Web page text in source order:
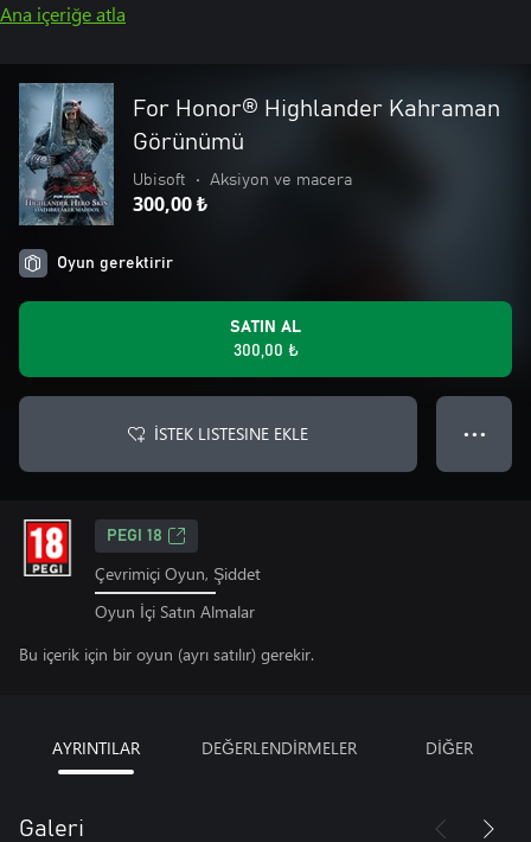
Ana içeriğe atla
For Honor® Highlander Kahraman
Görünümü
Ubisoft • Aksiyon ve macera
300,00 ₺
Oyun gerektirir
SATIN AL
300,00 ₺
İSTEK LISTESINE EKLE ● ● ●
PEGI 18
Çevrimiçi Oyun, Şiddet
Oyun İçi Satın Almalar
Bu içerik için bir oyun (ayrı satılır) gerekir.
AYRINTILAR DEĞERLENDİRMELER DİĞER
Galeri